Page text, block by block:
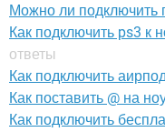
Можно ли подключить
Как подключить ps3 к
ответы
Как подключить
Как поставить @ на
Как подключить